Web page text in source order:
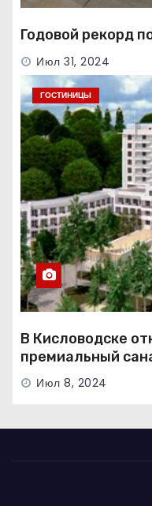
Годовой рекорд
Июл 31, 2024
ГОСТИНИЦЫ
В Кисловодске
премиальный
Июл 8, 2024